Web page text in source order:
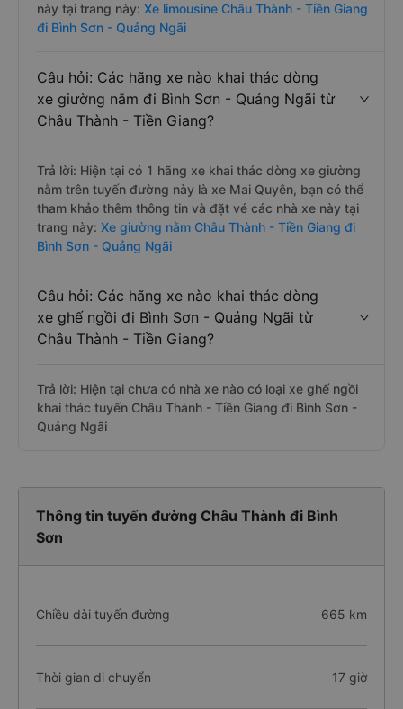
này tại trang này: Xe limousine Châu Thành - Tiền Giang
đi Bình Sơn - Quảng Ngãi
Câu hỏi: Các hãng xe nào khai thác dòng
xe giường nằm đi Bình Sơn - Quảng Ngãi từ
Châu Thành - Tiền Giang?
Trả lời: Hiện tại có 1 hãng xe khai thác dòng xe giường
nằm trên tuyến đường này là xe Mai Quyên, bạn có thể
tham khảo thêm thông tin và đặt vé các nhà xe này tại
trang này: Xe giường nằm Châu Thành - Tiền Giang đi
Bình Sơn - Quảng Ngãi
Câu hỏi: Các hãng xe nào khai thác dòng
xe ghế ngồi đi Bình Sơn - Quảng Ngãi từ
Châu Thành - Tiền Giang?
Trả lời: Hiện tại chưa có nhà xe nào có loại xe ghế ngồi
khai thác tuyến Châu Thành - Tiền Giang đi Bình Sơn -
Quảng Ngãi
Thông tin tuyến đường Châu Thành đi Bình
Sơn
Chiều dài tuyến đường 665 km
Thời gian di chuyển 17 giờ